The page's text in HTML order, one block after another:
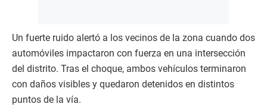
Un fuerte ruido alertó a los vecinos de la zona cuando dos
automóviles impactaron con fuerza en una intersección
del distrito. Tras el choque, ambos vehículos terminaron
con daños visibles y quedaron detenidos en distintos
puntos de la vía.